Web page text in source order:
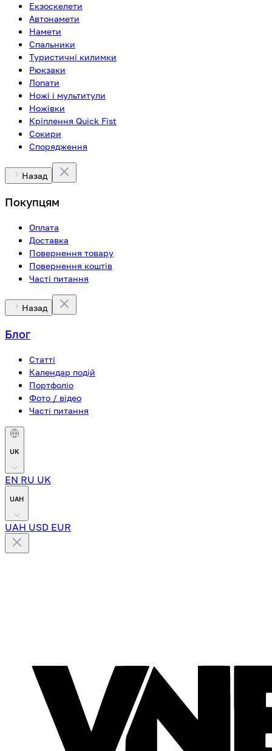
Екзоскелети
Автонамети
Намети
Спальники
Туристичні килимки
Рюкзаки
Лопати
Ножі і мультитули
Ножівки
Кріплення Quick Fist
Сокири
Спорядження
Назад
Покупцям
Оплата
Доставка
Повернення товару
Повернення коштів
Часті питання
Назад
Блог
Статті
Календар подій
Портфоліо
Фото / відео
Часті питання
UK
EN RU UK
UAH
UAH USD EUR